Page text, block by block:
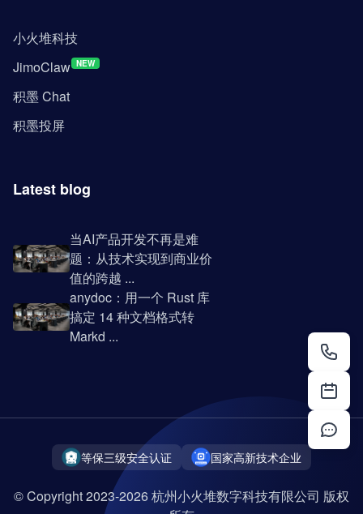
小火堆科技
JimoClaw NEW
积墨 Chat
积墨投屏
Latest blog
当AI产品开发不再是难
题：从技术实现到商业价
值的跨越 ...
anydoc：用一个 Rust 库
搞定 14 种文档格式转
Markd ...
等保三级安全认证 国家高新技术企业
© Copyright 2023-2026 杭州小火堆数字科技有限公司 版权